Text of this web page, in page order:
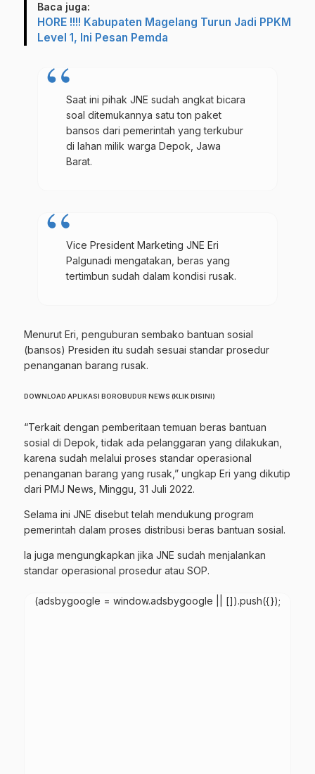
Baca juga:
HORE !!!! Kabupaten Magelang Turun Jadi PPKM
Level 1, Ini Pesan Pemda
Saat ini pihak JNE sudah angkat bicara
soal ditemukannya satu ton paket
bansos dari pemerintah yang terkubur
di lahan milik warga Depok, Jawa
Barat.
Vice President Marketing JNE Eri
Palgunadi mengatakan, beras yang
tertimbun sudah dalam kondisi rusak.
Menurut Eri, penguburan sembako bantuan sosial
(bansos) Presiden itu sudah sesuai standar prosedur
penanganan barang rusak.
DOWNLOAD APLIKASI BOROBUDUR NEWS (KLIK DISINI)
“Terkait dengan pemberitaan temuan beras bantuan
sosial di Depok, tidak ada pelanggaran yang dilakukan,
karena sudah melalui proses standar operasional
penanganan barang yang rusak,” ungkap Eri yang dikutip
dari PMJ News, Minggu, 31 Juli 2022.
Selama ini JNE disebut telah mendukung program
pemerintah dalam proses distribusi beras bantuan sosial.
Ia juga mengungkapkan jika JNE sudah menjalankan
standar operasional prosedur atau SOP.
(adsbygoogle = window.adsbygoogle || []).push({});